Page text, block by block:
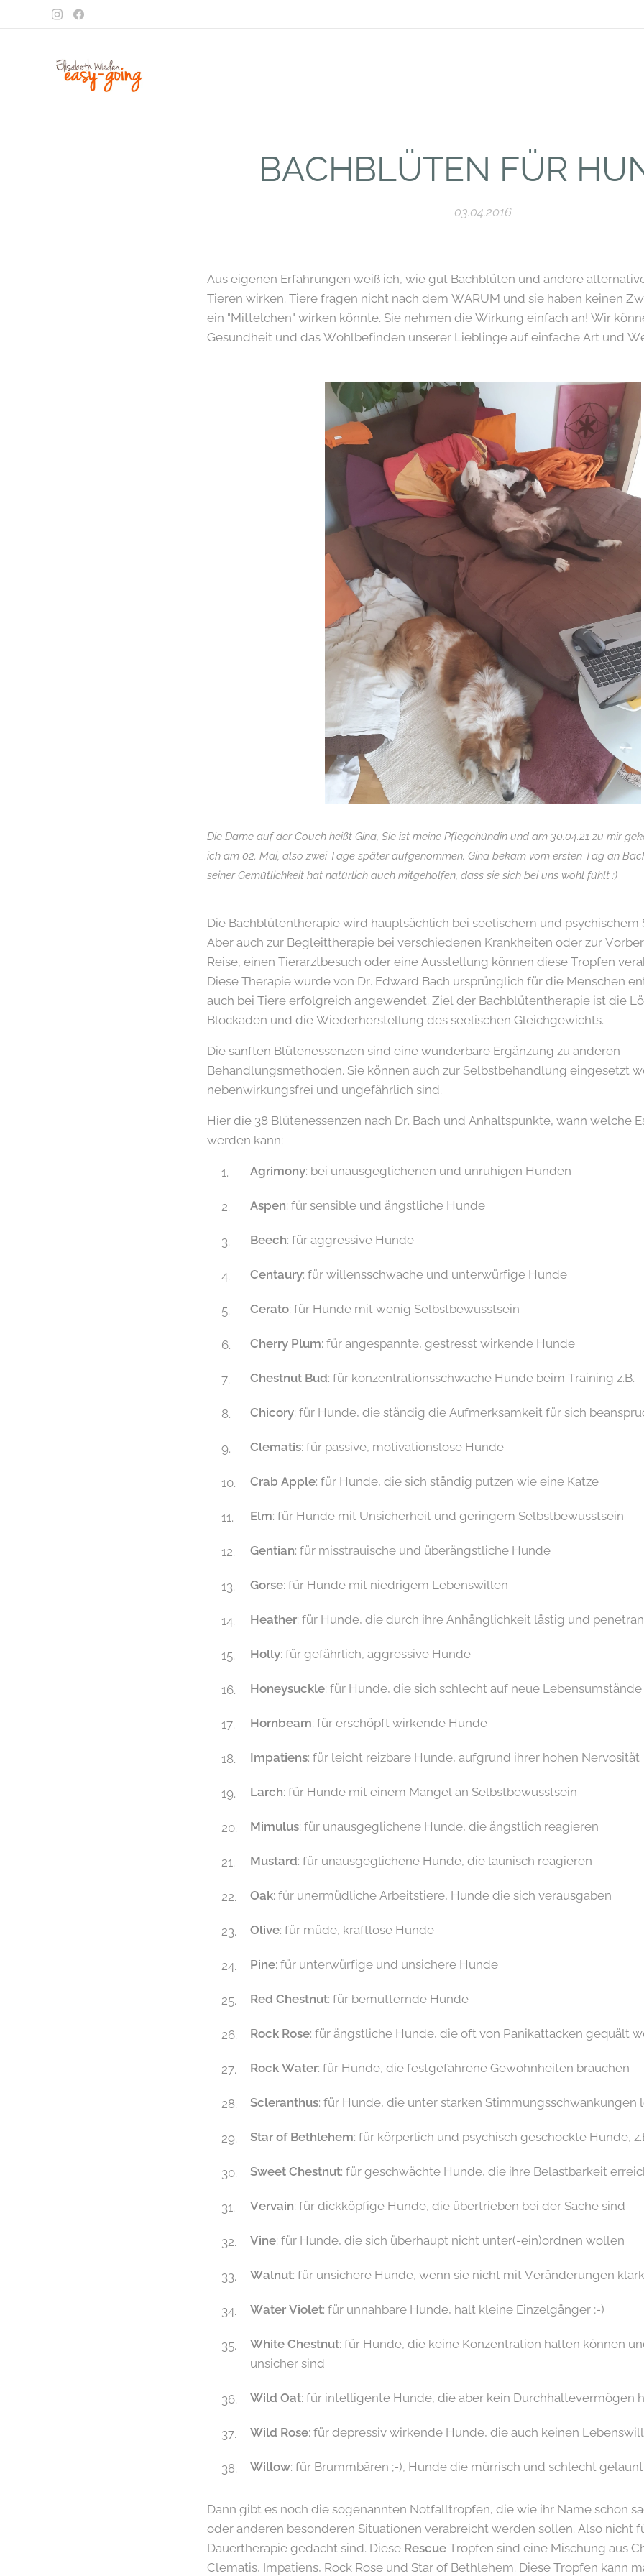
BACHBLÜTEN FÜR
03.04.2016
Aus eigenen Erfahrungen weiß ich, wie gut Bachblüten und andere
Tieren wirken. Tiere fragen nicht nach dem WARUM und sie haben keinen
ein "Mittelchen" wirken könnte. Sie nehmen die Wirkung einfach an! Wir
Gesundheit und das Wohlbefinden unserer Lieblinge auf einfache Art und
Die Dame auf der Couch heißt Gina, Sie ist meine Pflegehündin und am 30.04.21 zu mir
ich am 02. Mai, also zwei Tage später aufgenommen. Gina bekam vom ersten Tag an
seiner Gemütlichkeit hat natürlich auch mitgeholfen, dass sie sich bei uns wohl fühlt :)
Die Bachblütentherapie wird hauptsächlich bei seelischem und psychischem
Aber auch zur Begleittherapie bei verschiedenen Krankheiten oder zur
Reise, einen Tierarztbesuch oder eine Ausstellung können diese Tropfen
Diese Therapie wurde von Dr. Edward Bach ursprünglich für die Menschen
auch bei Tiere erfolgreich angewendet. Ziel der Bachblütentherapie ist die
Blockaden und die Wiederherstellung des seelischen Gleichgewichts.
Die sanften Blütenessenzen sind eine wunderbare Ergänzung zu anderen
Behandlungsmethoden. Sie können auch zur Selbstbehandlung eingesetzt
nebenwirkungsfrei und ungefährlich sind.
Hier die 38 Blütenessenzen nach Dr. Bach und Anhaltspunkte, wann welche
werden kann:
Agrimony: bei unausgeglichenen und unruhigen Hunden
Aspen: für sensible und ängstliche Hunde
Beech: für aggressive Hunde
Centaury: für willensschwache und unterwürfige Hunde
Cerato: für Hunde mit wenig Selbstbewusstsein
Cherry Plum: für angespannte, gestresst wirkende Hunde
Chestnut Bud: für konzentrationsschwache Hunde beim Training z.B.
Chicory: für Hunde, die ständig die Aufmerksamkeit für sich
Clematis: für passive, motivationslose Hunde
Crab Apple: für Hunde, die sich ständig putzen wie eine Katze
Elm: für Hunde mit Unsicherheit und geringem Selbstbewusstsein
Gentian: für misstrauische und überängstliche Hunde
Gorse: für Hunde mit niedrigem Lebenswillen
Heather: für Hunde, die durch ihre Anhänglichkeit lästig und
Holly: für gefährlich, aggressive Hunde
Honeysuckle: für Hunde, die sich schlecht auf neue
Hornbeam: für erschöpft wirkende Hunde
Impatiens: für leicht reizbare Hunde, aufgrund ihrer hohen Nervosität
Larch: für Hunde mit einem Mangel an Selbstbewusstsein
Mimulus: für unausgeglichene Hunde, die ängstlich reagieren
Mustard: für unausgeglichene Hunde, die launisch reagieren
Oak: für unermüdliche Arbeitstiere, Hunde die sich verausgaben
Olive: für müde, kraftlose Hunde
Pine: für unterwürfige und unsichere Hunde
Red Chestnut: für bemutternde Hunde
Rock Rose: für ängstliche Hunde, die oft von Panikattacken gequält
Rock Water: für Hunde, die festgefahrene Gewohnheiten brauchen
Scleranthus: für Hunde, die unter starken Stimmungsschwankungen
Star of Bethlehem: für körperlich und psychisch geschockte Hunde,
Sweet Chestnut: für geschwächte Hunde, die ihre Belastbarkeit
Vervain: für dickköpfige Hunde, die übertrieben bei der Sache sind
Vine: für Hunde, die sich überhaupt nicht unter(-ein)ordnen wollen
Walnut: für unsichere Hunde, wenn sie nicht mit Veränderungen
Water Violet: für unnahbare Hunde, halt kleine Einzelgänger ;-)
White Chestnut: für Hunde, die keine Konzentration halten können
unsicher sind
Wild Oat: für intelligente Hunde, die aber kein Durchhaltevermögen
Wild Rose: für depressiv wirkende Hunde, die auch keinen
Willow: für Brummbären ;-), Hunde die mürrisch und schlecht
Dann gibt es noch die sogenannten Notfalltropfen, die wie ihr Name schon
oder anderen besonderen Situationen verabreicht werden sollen. Also nicht
Dauertherapie gedacht sind. Diese RescueTropfen sind eine Mischung aus
Clematis, Impatiens, Rock Rose und Star of Bethlehem. Diese Tropfen kann